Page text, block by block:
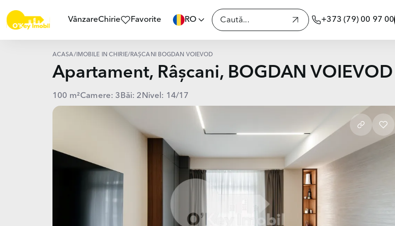
VânzareChirie Favorite RO +373 (79) 00 97 00
ACASĂ/ IMOBILE ÎN CHIRIE/ RÂȘCANI BOGDAN VOIEVOD
Apartament, Râșcani, BOGDAN VOIEVOD
100 m²Camere: 3 Băi: 2 Nivel: 14/17